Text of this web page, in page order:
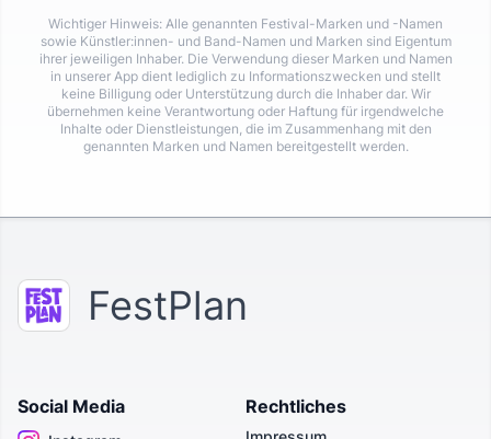
Wichtiger Hinweis: Alle genannten Festival-Marken und -Namen
sowie Künstler:innen- und Band-Namen und Marken sind Eigentum
ihrer jeweiligen Inhaber. Die Verwendung dieser Marken und Namen
in unserer App dient lediglich zu Informationszwecken und stellt
keine Billigung oder Unterstützung durch die Inhaber dar. Wir
übernehmen keine Verantwortung oder Haftung für irgendwelche
Inhalte oder Dienstleistungen, die im Zusammenhang mit den
genannten Marken und Namen bereitgestellt werden.
FestPlan
Social Media Rechtliches